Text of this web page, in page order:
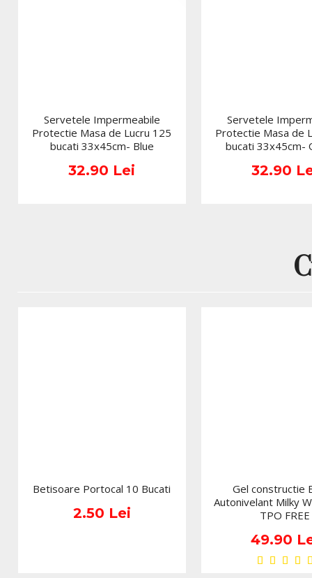
Servetele Impermeabile
Protectie Masa de Lucru 125
bucati 33x45cm- Blue
32.90 Lei
Servetele
Protectie Masa de
bucati 33x45cm-
32.90
Betisoare Portocal 10 Bucati
2.50 Lei
Gel constructie
Autonivelant Milky
TPO FREE
49.90